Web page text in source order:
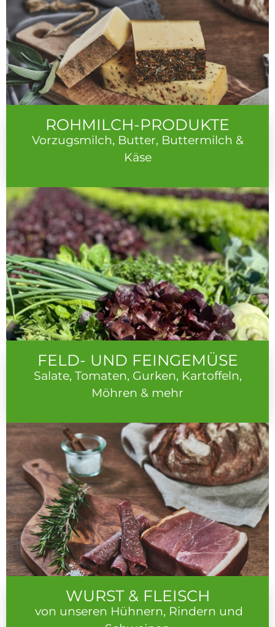
ROHMILCH-PRODUKTE
Vorzugsmilch, Butter, Buttermilch &
Käse
FELD- UND FEINGEMÜSE
Salate, Tomaten, Gurken, Kartoffeln,
Möhren & mehr
WURST & FLEISCH
von unseren Hühnern, Rindern und